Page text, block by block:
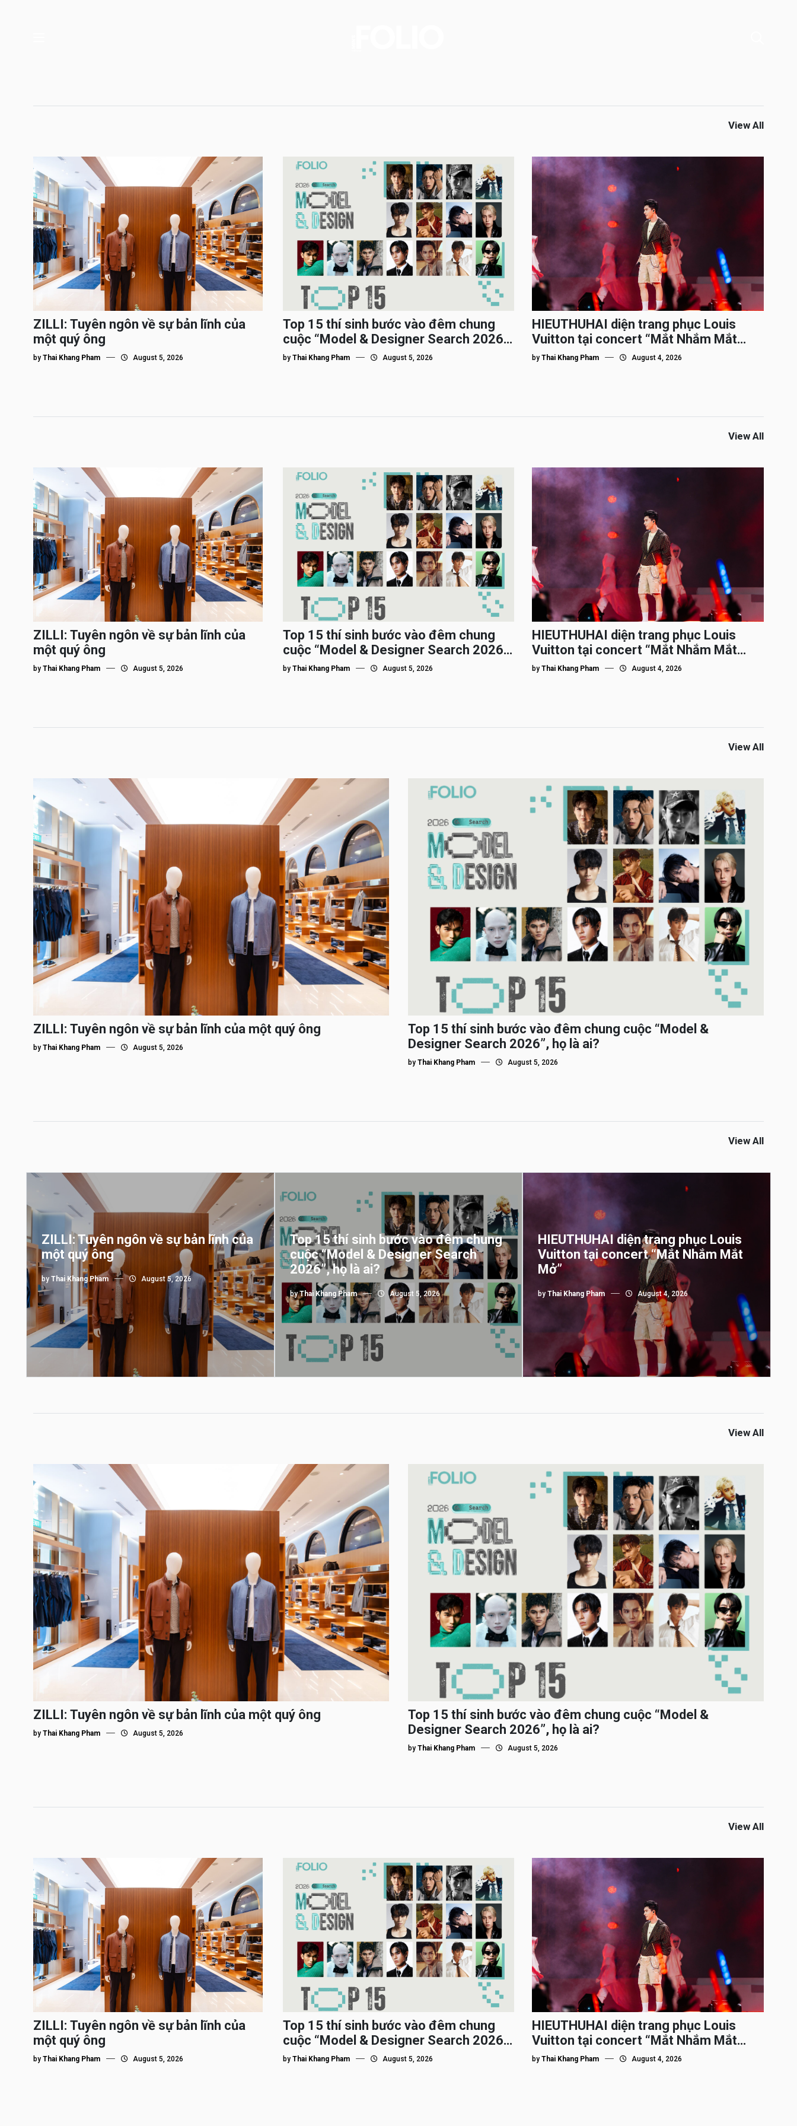
View All
ZILLI: Tuyên ngôn về sự bản lĩnh của
một quý ông
by Thai Khang Pham August 5, 2026
Top 15 thí sinh bước vào đêm chung
cuộc “Model & Designer Search 2026”,
họ là ai?
by Thai Khang Pham August 5, 2026
HIEUTHUHAI diện trang phục Louis
Vuitton tại concert “Mắt Nhắm Mắt
Mở”
byThai Khang Pham August 4, 2026
View All
ZILLI: Tuyên ngôn về sự bản lĩnh của
một quý ông
by Thai Khang Pham August 5, 2026
Top 15 thí sinh bước vào đêm chung
cuộc “Model & Designer Search 2026”,
họ là ai?
by Thai Khang Pham August 5, 2026
HIEUTHUHAI diện trang phục Louis
Vuitton tại concert “Mắt Nhắm Mắt
Mở”
byThai Khang Pham August 4, 2026
View All
ZILLI: Tuyên ngôn về sự bản lĩnh của một quý ông
by Thai Khang Pham August 5, 2026
Top 15 thí sinh bước vào đêm chung cuộc “Model &
Designer Search 2026”, họ là ai?
by Thai Khang Pham August 5, 2026
View All
ZILLI: Tuyên ngôn về sự bản lĩnh của
một quý ông
by Thai Khang Pham August 5, 2026
Top 15 thí sinh bước vào đêm chung
cuộc “Model & Designer Search
2026”, họ là ai?
byThai Khang Pham August 5, 2026
HIEUTHUHAI diện trang phục Louis
Vuitton tại concert “Mắt Nhắm Mắt
Mở”
byThai Khang Pham August 4, 2026
View All
ZILLI: Tuyên ngôn về sự bản lĩnh của một quý ông
by Thai Khang Pham August 5, 2026
Top 15 thí sinh bước vào đêm chung cuộc “Model &
Designer Search 2026”, họ là ai?
by Thai Khang Pham August 5, 2026
View All
ZILLI: Tuyên ngôn về sự bản lĩnh của
một quý ông
by Thai Khang Pham August 5, 2026
Top 15 thí sinh bước vào đêm chung
cuộc “Model & Designer Search 2026”,
họ là ai?
by Thai Khang Pham August 5, 2026
HIEUTHUHAI diện trang phục Louis
Vuitton tại concert “Mắt Nhắm Mắt
Mở”
byThai Khang Pham August 4, 2026